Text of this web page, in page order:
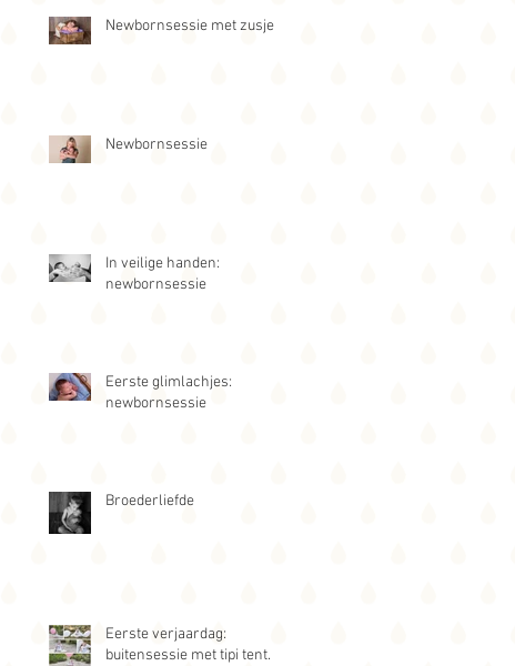
Newbornsessie met zusje
Newbornsessie
In veilige handen:
newbornsessie
Eerste glimlachjes:
newbornsessie
Broederliefde
Eerste verjaardag:
buitensessie met tipi tent.